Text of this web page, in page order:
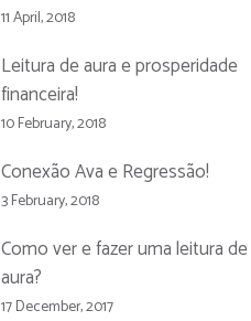
11 April, 2018
Leitura de aura e prosperidade
financeira!
10 February, 2018
Conexão Ava e Regressão!
3 February, 2018
Como ver e fazer uma leitura de
aura?
17 December, 2017